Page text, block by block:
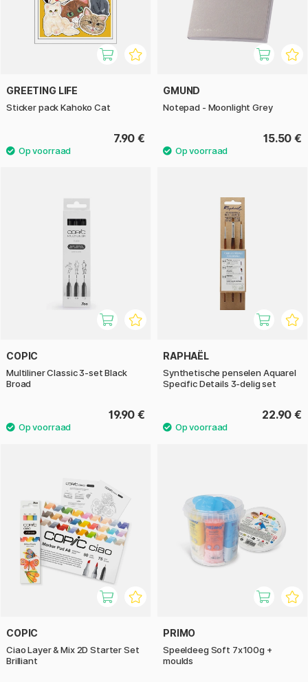
GREETING LIFE
Sticker pack Kahoko Cat
7.90 €
GMUND
Notepad - Moonlight Grey
15.50 €
COPIC
Multiliner Classic 3-set Black
Broad
19.90 €
RAPHAËL
Synthetische penselen Aquarel
Specific Details 3-delig set
22.90 €
COPIC
Ciao Layer & Mix 2D Starter Set
Brilliant
PRIMO
Speeldeeg Soft 7x100g +
moulds